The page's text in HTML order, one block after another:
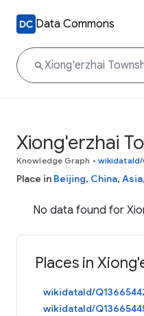
Data Commons
Xiong'erzhai
Knowledge Graph •
Place in Beijing, China, Asia,
No data found for
Places in
wikidataId/
wikidataId/